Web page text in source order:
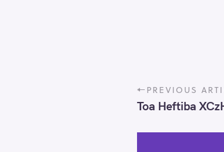
P
o
s
t
PREVIOUS
Toa Heftiba